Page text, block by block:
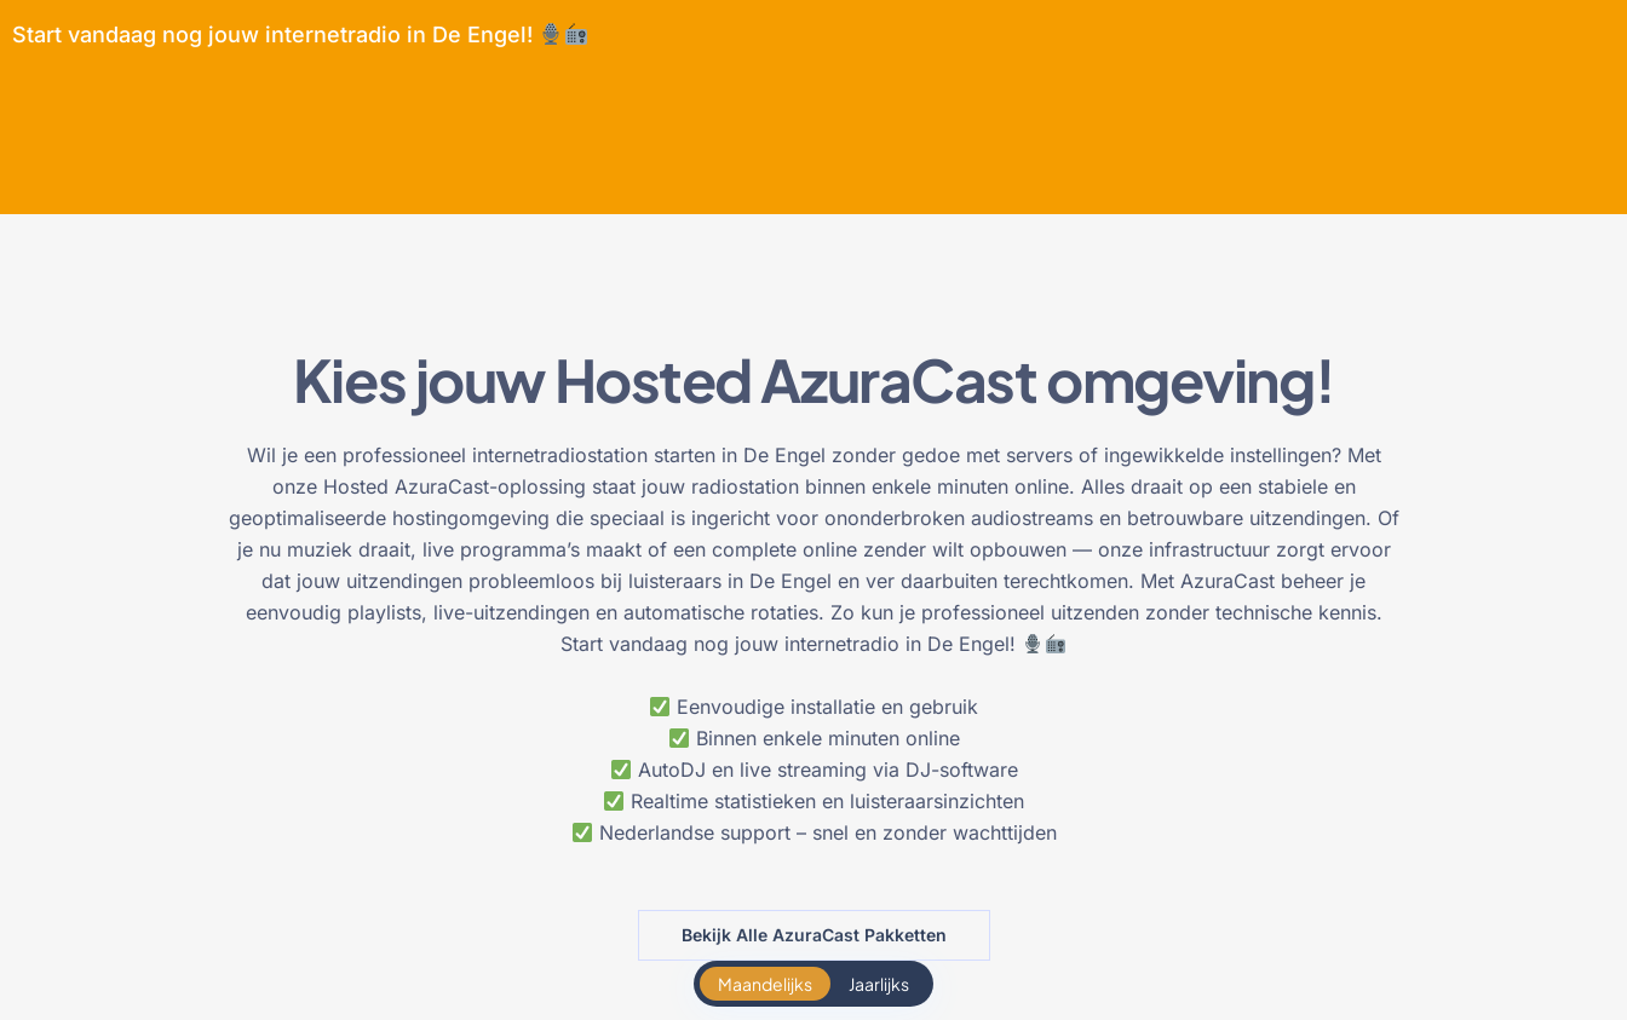
Start vandaag nog jouw internetradio in De Engel!
Kies jouw Hosted AzuraCast omgeving!
Wil je een professioneel internetradiostation starten in De Engel zonder gedoe met servers of ingewikkelde instellingen? Met
onze Hosted AzuraCast-oplossing staat jouw radiostation binnen enkele minuten online. Alles draait op een stabiele en
geoptimaliseerde hostingomgeving die speciaal is ingericht voor ononderbroken audiostreams en betrouwbare uitzendingen. Of
je nu muziek draait, live programma’s maakt of een complete online zender wilt opbouwen — onze infrastructuur zorgt ervoor
dat jouw uitzendingen probleemloos bij luisteraars in De Engel en ver daarbuiten terechtkomen. Met AzuraCast beheer je
eenvoudig playlists, live-uitzendingen en automatische rotaties. Zo kun je professioneel uitzenden zonder technische kennis.
Start vandaag nog jouw internetradio in De Engel!
Eenvoudige installatie en gebruik
Binnen enkele minuten online
AutoDJ en live streaming via DJ-software
Realtime statistieken en luisteraarsinzichten
Nederlandse support – snel en zonder wachttijden
Bekijk Alle AzuraCast Pakketten
Maandelijks Jaarlijks